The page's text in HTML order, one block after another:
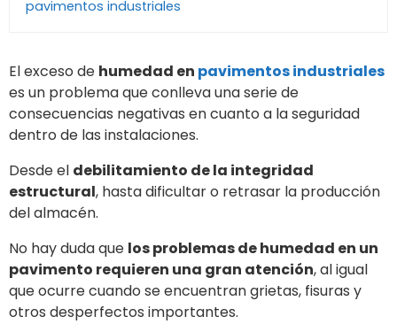
pavimentos industriales
El exceso de humedad en pavimentos industriales
es un problema que conlleva una serie de
consecuencias negativas en cuanto a la seguridad
dentro de las instalaciones.
Desde el debilitamiento de la integridad
estructural, hasta dificultar o retrasar la producción
del almacén.
No hay duda que los problemas de humedad en un
pavimento requieren una gran atención, al igual
que ocurre cuando se encuentran grietas, fisuras y
otros desperfectos importantes.